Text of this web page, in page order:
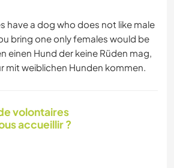
have a dog who does not like male
bring one only females would be
einen Hund der keine Rüden mag,
mit weiblichen Hunden kommen.
volontaires
accueillir ?